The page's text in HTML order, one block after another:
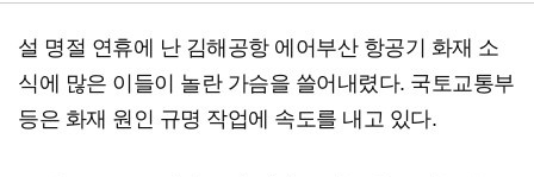
설 명절 연휴에 난 김해공항 에어부산 항공기 화재 소
식에 많은 이들이 놀란 가슴을 쓸어내렸다. 국토교통부
등은 화재 원인 규명 작업에 속도를 내고 있다.